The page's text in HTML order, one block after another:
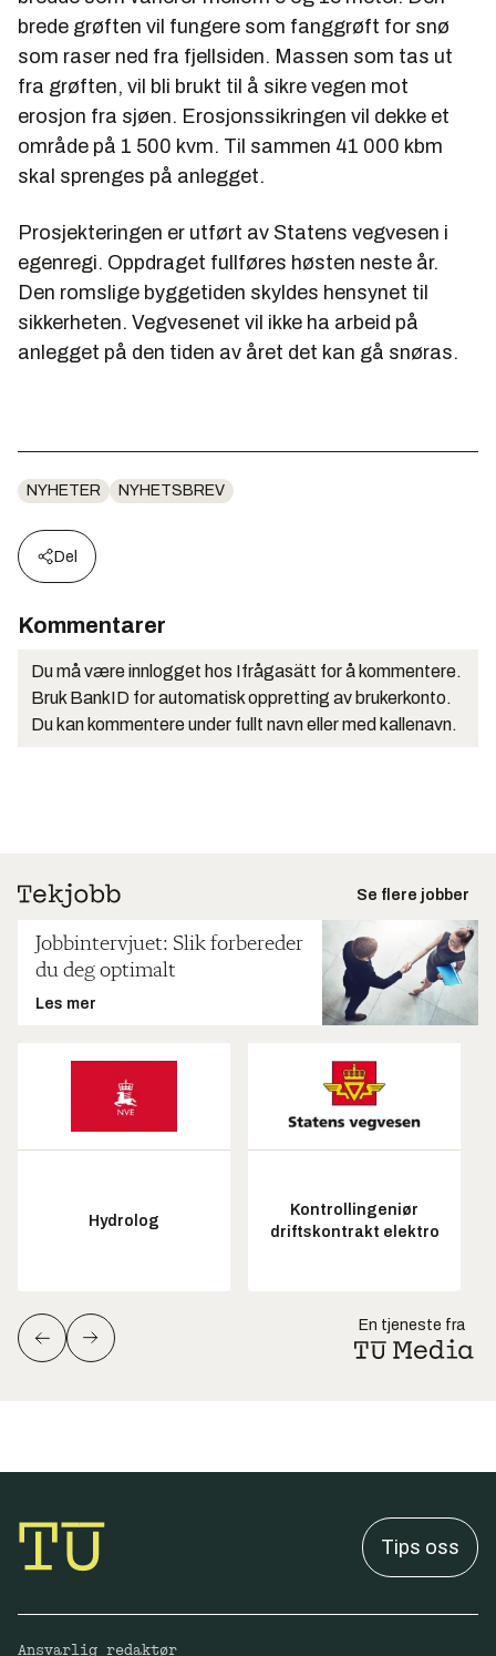
brede grøften vil fungere som fanggrøft for snø
som raser ned fra fjellsiden. Massen som tas ut
fra grøften, vil bli brukt til å sikre vegen mot
erosjon fra sjøen. Erosjonssikringen vil dekke et
område på 1 500 kvm. Til sammen 41 000 kbm
skal sprenges på anlegget.
Prosjekteringen er utført av Statens vegvesen i
egenregi. Oppdraget fullføres høsten neste år.
Den romslige byggetiden skyldes hensynet til
sikkerheten. Vegvesenet vil ikke ha arbeid på
anlegget på den tiden av året det kan gå snøras.
NYHETER NYHETSBREV
Del
Kommentarer
Du må være innlogget hos Ifrågasätt for å kommentere.
Bruk BankID for automatisk oppretting av brukerkonto.
Du kan kommentere under fullt navn eller med kallenavn.
Se flere jobber
Jobbintervjuet: Slik forbereder
du deg optimalt
Les mer
Hydrolog
Kontrollingeniør
driftskontrakt elektro
En tjeneste fra
Tips oss
Ansvarlig redaktør